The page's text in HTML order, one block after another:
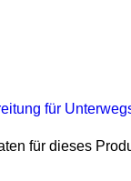
für
für dieses